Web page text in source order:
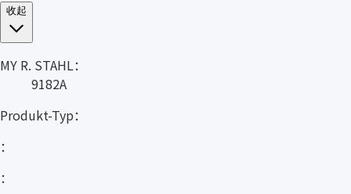
收起
MY R. STAHL：
9182A
Produkt-Typ：
：
：